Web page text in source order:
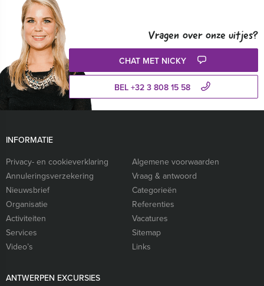
Vragen over onze uitjes?
CHAT MET NICKY
BEL +32 3 808 15 58
INFORMATIE
Privacy- en cookieverklaring
Algemene voorwaarden
Annuleringsverzekering
Vraag & antwoord
Nieuwsbrief
Categorieën
Organisatie
Referenties
Activiteiten
Vacatures
Services
Sitemap
Video’s
Links
ANTWERPEN EXCURSIES